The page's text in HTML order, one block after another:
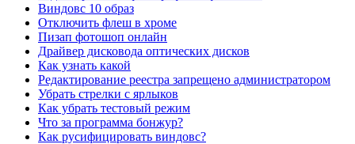
Виндовс 10 образ
Отключить флеш в хроме
Пизап фотошоп онлайн
Драйвер дисковода оптических дисков
Как узнать какой
Редактирование реестра запрещено администратором
Убрать стрелки с ярлыков
Как убрать тестовый режим
Что за программа бонжур?
Как русифицировать виндовс?